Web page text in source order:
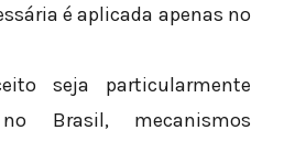
é aplicada apenas no
seja particularmente
Brasil, mecanismos